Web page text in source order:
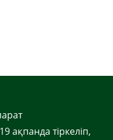
ақпанда тіркеліп,